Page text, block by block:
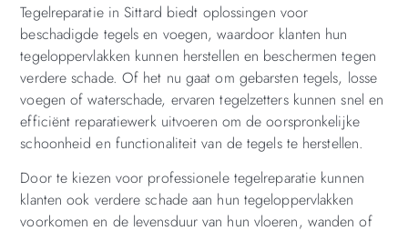
Tegelreparatie in Sittard biedt oplossingen voor
beschadigde tegels en voegen, waardoor klanten hun
tegeloppervlakken kunnen herstellen en beschermen tegen
verdere schade. Of het nu gaat om gebarsten tegels, losse
voegen of waterschade, ervaren tegelzetters kunnen snel en
efficiënt reparatiewerk uitvoeren om de oorspronkelijke
schoonheid en functionaliteit van de tegels te herstellen.
Door te kiezen voor professionele tegelreparatie kunnen
klanten ook verdere schade aan hun tegeloppervlakken
voorkomen en de levensduur van hun vloeren, wanden of